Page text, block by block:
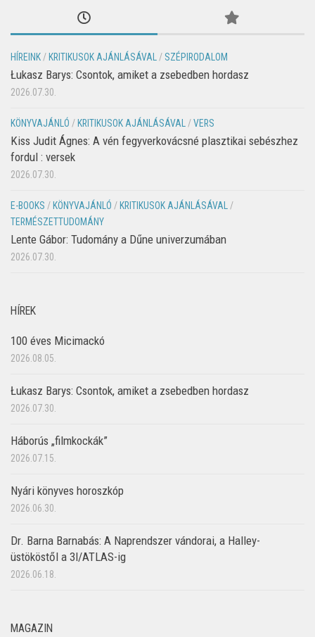
HÍREINK/ KRITIKUSOK AJÁNLÁSÁVAL/ SZÉPIRODALOM
Łukasz Barys: Csontok, amiket a zsebedben hordasz
2026.07.30.
KÖNYVAJÁNLÓ / KRITIKUSOK AJÁNLÁSÁVAL/VERS
Kiss Judit Ágnes: A vén fegyverkovácsné plasztikai sebészhez
fordul : versek
2026.07.30.
E-BOOKS / KÖNYVAJÁNLÓ / KRITIKUSOK AJÁNLÁSÁVAL/
TERMÉSZETTUDOMÁNY
Lente Gábor: Tudomány a Dűne univerzumában
2026.07.30.
HÍREK
100 éves Micimackó
2026.08.05.
Łukasz Barys: Csontok, amiket a zsebedben hordasz
2026.07.30.
Háborús „filmkockák”
2026.07.15.
Nyári könyves horoszkóp
2026.06.30.
Dr. Barna Barnabás: A Naprendszer vándorai, a Halley-
üstököstől a 3I/ATLAS-ig
2026.06.18.
MAGAZIN